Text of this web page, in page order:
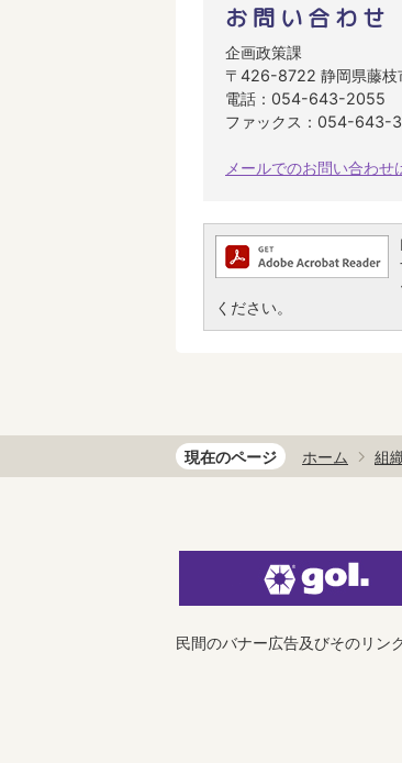
お問い合わせ
企画政策課
〒426-8722 静岡県藤枝
電話：054-643-2055
ファックス：054-643-
メールでのお問い合わせ
ください。
現在のページ ホーム 組
民間のバナー広告及びそのリン